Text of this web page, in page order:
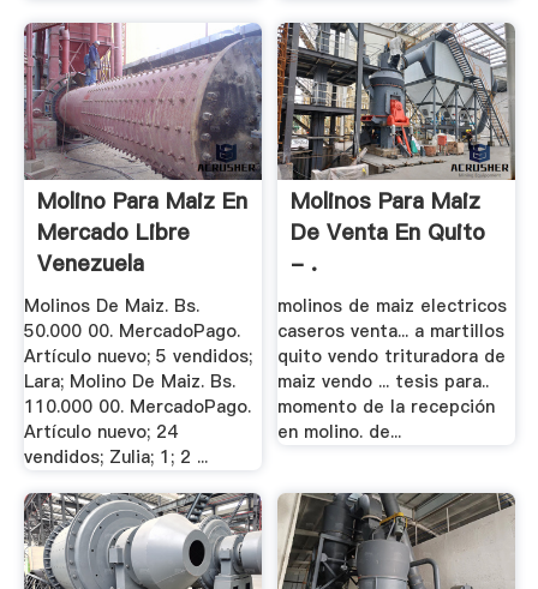
Molino Para Maiz En
Mercado Libre
Venezuela
Molinos De Maiz. Bs.
50.000 00. MercadoPago.
Artículo nuevo; 5 vendidos;
Lara; Molino De Maiz. Bs.
110.000 00. MercadoPago.
Artículo nuevo; 24
vendidos; Zulia; 1; 2 ...
Molinos Para Maiz
De Venta En Quito
- .
molinos de maiz electricos
caseros venta... a martillos
quito vendo trituradora de
maiz vendo ... tesis para..
momento de la recepción
en molino. de...